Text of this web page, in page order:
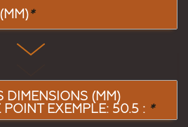
*
DIMENSIONS (MM)
POINT EXEMPLE: 50.5 : *